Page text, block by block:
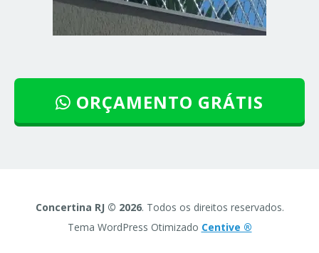
ORÇAMENTO GRÁTIS
Concertina RJ © 2026. Todos os direitos reservados.
Tema WordPress Otimizado Centive ®